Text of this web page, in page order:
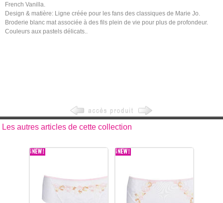
French Vanilla.
Design & matière: Ligne créée pour les fans des classiques de Marie Jo.
Broderie blanc mat associée à des fils plein de vie pour plus de profondeur.
Couleurs aux pastels délicats..
Les autres articles de cette collection